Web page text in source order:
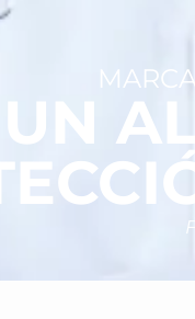
UN